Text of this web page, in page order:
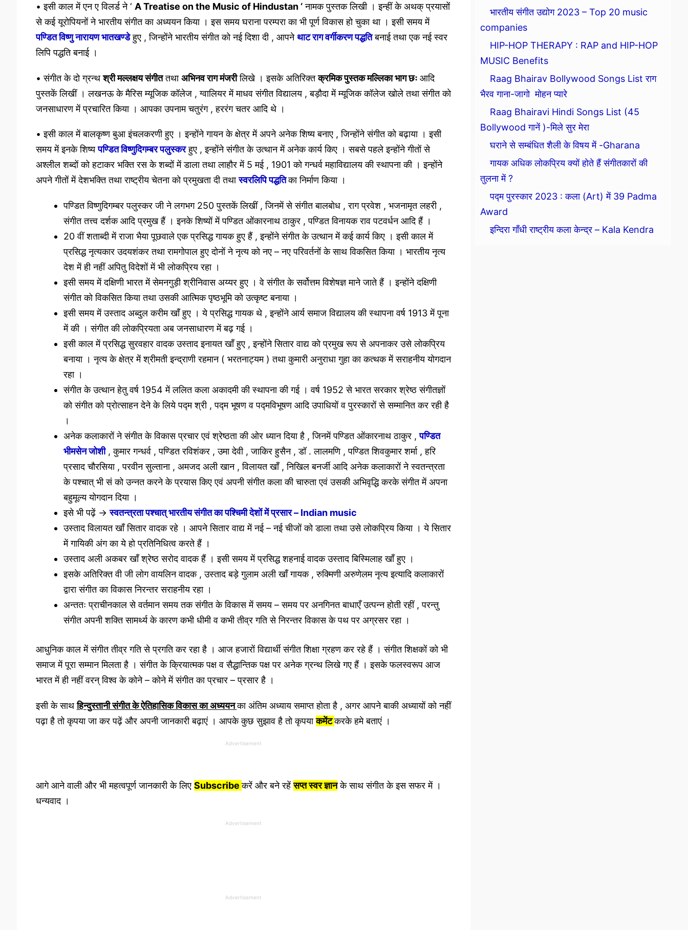
• इसी काल में एन ए विलर्ड ने ‘ A Treatise on the Music of Hindustan ‘नामक पुस्तक लिखी । इन्हीं के अथक् प्रयासों
से कई यूरोपियनों ने भारतीय संगीत का अध्ययन किया । इस समय घराना परम्परा का भी पूर्ण विकास हो चुका था । इसी समय में
पण्डित विष्णु नारायण भातखण्डेहुए , जिन्होंने भारतीय संगीत को नई दिशा दी , आपनेथाट राग वर्गीकरण पद्धतिबनाई तथा एक नई स्वर
लिपि पद्धति बनाई ।
• संगीत के दो ग्रन्थश्री मल्लक्षय संगीततथाअभिनव राग मंजरीलिखे । इसके अतिरिक्तक्रमिक पुस्तक मल्लिका भाग छःआदि
पुस्तकें लिखीं । लखनऊ के मैरिस म्यूजिक कॉलेज , ग्वालियर में माधव संगीत विद्यालय , बड़ौदा में म्यूजिक कॉलेज खोले तथा संगीत को
जनसाधारण में प्रचारित किया । आपका उपनाम चतुरंग , हररंग चतर आदि थे ।
• इसी काल में बालकृष्ण बुआ इंचलकरणी हुए । इन्होंने गायन के क्षेत्र में अपने अनेक शिष्य बनाए , जिन्होंने संगीत को बढ़ाया । इसी
समय में इनके शिष्यपण्डित विष्णुदिगम्बर पलुस्करहुए , इन्होंने संगीत के उत्थान में अनेक कार्य किए । सबसे पहले इन्होंने गीतों से
अश्लील शब्दों को हटाकर भक्ति रस के शब्दों में डाला तथा लाहौर में 5 मई , 1901 को गन्धर्व महाविद्यालय की स्थापना की । इन्होंने
अपने गीतों में देशभक्ति तथा राष्ट्रीय चेतना को प्रमुखता दी तथास्वरलिपिपद्धतिका निर्माण किया ।
पण्डित विष्णुदिगम्बर पलुस्कर जी ने लगभग 250 पुस्तकें लिखीं , जिनमें से संगीत बालबोध , राग प्रवेश , भजनामृत लहरी ,
संगीत तत्त्व दर्शक आदि प्रमुख हैं । इनके शिष्यों में पण्डित ओंकारनाथ ठाकुर , पण्डित विनायक राव पटवर्धन आदि हैं ।
20 वीं शताब्दी में राजा भैया पूछवाले एक प्रसिद्ध गायक हुए हैं , इन्होंने संगीत के उत्थान में कई कार्य किए । इसी काल में
प्रसिद्ध नृत्यकार उदयशंकर तथा रामगोपाल हुए दोनों ने नृत्य को नए – नए परिवर्तनों के साथ विकसित किया । भारतीय नृत्य
देश में ही नहीं अपितु विदेशों में भी लोकप्रिय रहा ।
इसी समय में दक्षिणी भारत में सेमनगुड़ी श्रीनिवास अय्यर हुए । वे संगीत के सर्वोत्तम विशेषज्ञ माने जाते हैं । इन्होंने दक्षिणी
संगीत को विकसित किया तथा उसकी आत्मिक पृष्ठभूमि को उत्कृष्ट बनाया ।
इसी समय में उस्ताद अब्दुल करीम खाँ हुए । ये प्रसिद्ध गायक थे , इन्होंने आर्य समाज विद्यालय की स्थापना वर्ष 1913 में पूना
में की । संगीत की लोकप्रियता अब जनसाधारण में बढ़ गई ।
इसी काल में प्रसिद्ध सुरवहार वादक उस्ताद इनायत खाँ हुए , इन्होंने सितार वाद्य को प्रमुख रूप से अपनाकर उसे लोकप्रिय
बनाया । नृत्य के क्षेत्र में श्रीमती इन्द्राणी रहमान ( भरतनाट्यम ) तथा कुमारी अनुराधा गुहा का कत्थक में सराहनीय योगदान
रहा ।
संगीत के उत्थान हेतु वर्ष 1954 में ललित कला अकादमी की स्थापना की गई । वर्ष 1952 से भारत सरकार श्रेष्ठ संगीतज्ञों
को संगीत को प्रोत्साहन देने के लिये पद्म श्री , पद्म भूषण व पद्मविभूषण आदि उपाधियों व पुरस्कारों से सम्मानित कर रही है
।
अनेक कलाकारों ने संगीत के विकास प्रचार एवं श्रेष्ठता की ओर ध्यान दिया है , जिनमें पण्डित ओंकारनाथ ठाकुर ,पण्डित
भीमसेन जोशी, कुमार गन्धर्व , पण्डित रविशंकर , उमा देवी , जाकिर हुसैन , डॉ . लालमणि , पण्डित शिवकुमार शर्मा , हरि
प्रसाद चौरसिया , परवीन सुल्ताना , अमजद अली खान , विलायत खाँ , निखिल बनर्जी आदि अनेक कलाकारों ने स्वतन्त्रता
के पश्चात् भी सं को उन्नत करने के प्रयास किए एवं अपनी संगीत कला की चारुता एवं उसकी अभिवृद्धि करके संगीत में अपना
बहुमूल्य योगदान दिया ।
इसे भी पढ़ें ->स्वतन्त्रता पश्चात् भारतीय संगीत का पश्चिमी देशों में प्रसार – Indian music
उस्ताद विलायत खाँ सितार वादक रहे । आपने सितार वाद्य में नई – नई चीजों को डाला तथा उसे लोकप्रिय किया । ये सितार
में गायिकी अंग का ये हो प्रतिनिधित्व करते हैं ।
उस्ताद अली अकबर खाँ श्रेष्ठ सरोद वादक हैं । इसी समय में प्रसिद्ध शहनाई वादक उस्ताद बिस्मिलाह खाँ हुए ।
इसके अतिरिक्त वी जी लोग वायलिन वादक , उस्ताद बड़े गुलाम अली खाँ गायक , रुक्मिणी अरुणेलम नृत्य इत्यादि कलाकारों
द्वारा संगीत का विकास निरन्तर सराहनीय रहा ।
अन्ततः प्राचीनकाल से वर्तमान समय तक संगीत के विकास में समय – समय पर अनगिनत बाधाएँ उत्पन्न होती रहीं , परन्तु
संगीत अपनी शक्ति सामर्थ्य के कारण कभी धीमी व कभी तीव्र गति से निरन्तर विकास के पथ पर अग्रसर रहा ।
आधुनिक काल में संगीत तीव्र गति से प्रगति कर रहा है । आज हजारों विद्यार्थी संगीत शिक्षा ग्रहण कर रहे हैं । संगीत शिक्षकों को भी
समाज में पूरा सम्मान मिलता है । संगीत के क्रियात्मक पक्ष व सैद्धान्तिक पक्ष पर अनेक ग्रन्थ लिखे गए हैं । इसके फलस्वरूप आज
भारत में ही नहीं वरन् विश्व के कोने – कोने में संगीत का प्रचार – प्रसार है ।
इसी के साथहिन्दुस्तानी संगीत के ऐतिहासिक विकासका अध्ययनका अंतिम अध्याय समाप्त होता है , अगर आपने बाकी अध्यायों को नहीं
पढ़ा है तो कृपया जा कर पढ़ें और अपनी जानकारी बढ़ाएं । आपके कुछ सुझाव है तो कृपयाकमेंटकरके हमे बताएं ।
Advertisement
आगे आने वाली और भी महत्वपूर्ण जानकारी के लिए Subscribeकरें और बने रहेंसप्त स्वर ज्ञानके साथ संगीत के इस सफर में ।
धन्यवाद ।
Advertisement
Advertisement
भारतीय संगीत उद्योग 2023 – Top 20 music
companies
HIP-HOP THERAPY : RAP and HIP-HOP
MUSIC Benefits
Raag Bhairav Bollywood Songs List राग
भैरव गाना-जागो मोहन प्यारे
Raag Bhairavi Hindi Songs List (45
Bollywood गानें )-मिले सुर मेरा
घराने से सम्बंधित शैली के विषय में -Gharana
गायक अधिक लोकप्रिय क्यों होते हैं संगीतकारों की
तुलना में ?
पद्म पुरस्कार 2023 : कला (Art) में 39 Padma
Award
इन्दिरा गाँधी राष्ट्रीय कला केन्द्र – Kala Kendra